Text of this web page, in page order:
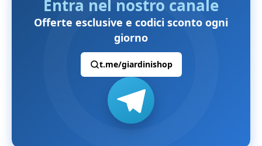
Entra nel nostro canale
Offerte esclusive e codici sconto ogni
giorno
t.me/giardinishop